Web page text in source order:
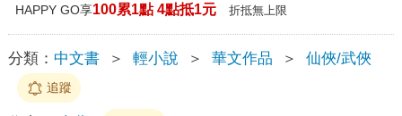
HAPPY GO享100累1點 4點抵1元 折抵無上限
分類： 中文書 ＞ 輕小說 ＞ 華文作品 ＞ 仙俠/武俠
追蹤